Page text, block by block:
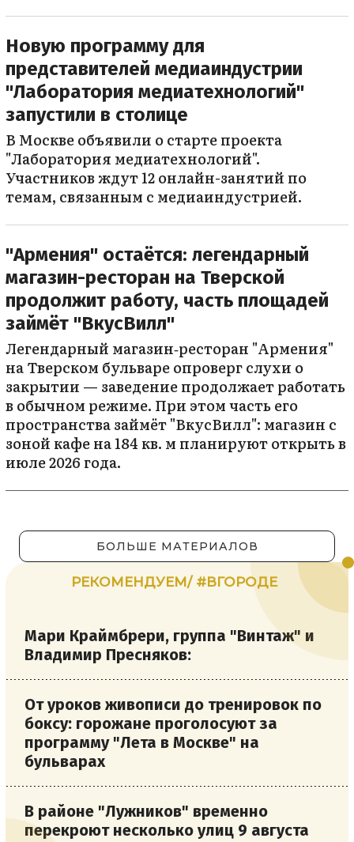
Новую программу для
представителей медиаиндустрии
"Лаборатория медиатехнологий"
запустили в столице
В Москве объявили о старте проекта
"Лаборатория медиатехнологий".
Участников ждут 12 онлайн-занятий по
темам, связанным с медиаиндустрией.
"Армения" остаётся: легендарный
магазин-ресторан на Тверской
продолжит работу, часть площадей
займёт "ВкусВилл"
Легендарный магазин‑ресторан "Армения"
на Тверском бульваре опроверг слухи о
закрытии — заведение продолжает работать
в обычном режиме. При этом часть его
пространства займёт "ВкусВилл": магазин с
зоной кафе на 184 кв. м планируют открыть в
июле 2026 года.
БОЛЬШЕ МАТЕРИАЛОВ
РЕКОМЕНДУЕМ/ #ВГОРОДЕ
Мари Краймбрери, группа "Винтаж" и
Владимир Пресняков:
От уроков живописи до тренировок по
боксу: горожане проголосуют за
программу "Лета в Москве" на
бульварах
В районе "Лужников" временно
перекроют несколько улиц 9 августа